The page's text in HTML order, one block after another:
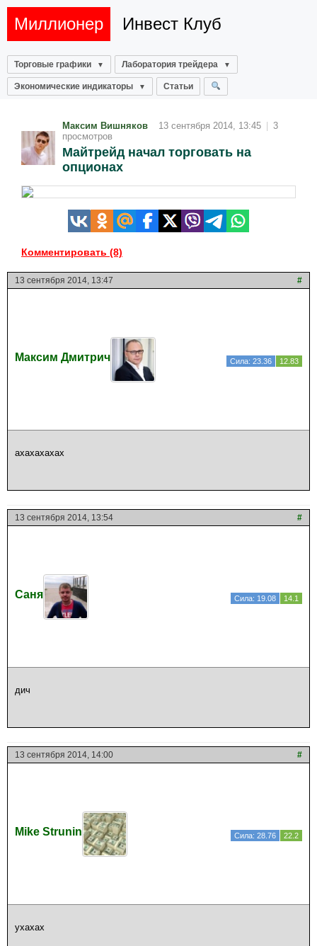
Миллионер Инвест Клуб
Торговые графики Лаборатория трейдера
Экономические индикаторы Статьи
Максим Вишняков 13 сентября 2014, 13:45
3
просмотров
Майтрейд начал торговать на
опционах
Комментировать (8)
13 сентября 2014, 13:47 #
Максим Дмитрич Сила: 23.36 12.83
ахахахахах
13 сентября 2014, 13:54 #
Саня Сила: 19.08 14.1
дич
13 сентября 2014, 14:00 #
Mike Strunin Сила: 28.76 22.2
ухахах